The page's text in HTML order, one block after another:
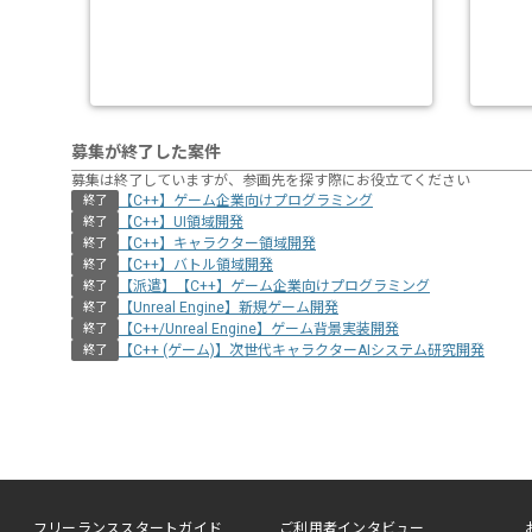
募集が終了した案件
募集は終了していますが、参画先を探す際にお役立てください
終了 【C++】ゲーム企業向けプログラミング
終了 【C++】UI領域開発
終了 【C++】キャラクター領域開発
終了 【C++】バトル領域開発
終了 【派遣】【C++】ゲーム企業向けプログラミング
終了 【Unreal Engine】新規ゲーム開発
終了 【C++/Unreal Engine】ゲーム背景実装開発
終了 【C++ (ゲーム)】次世代キャラクターAIシステム研究開発
フリーランススタートガイド ご利用者インタビュー